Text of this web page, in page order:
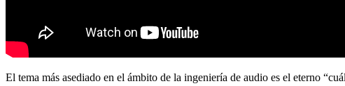
El tema más asediado en el ámbito de la ingeniería de audio es el eterno